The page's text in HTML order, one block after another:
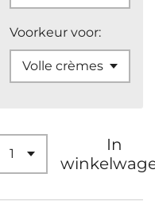
Voorkeur voor:
In